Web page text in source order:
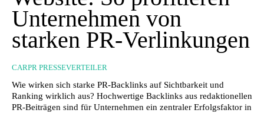
Unternehmen von
starken PR-Verlinkungen
CARPR PRESSEVERTEILER
Wie wirken sich starke PR-Backlinks auf Sichtbarkeit und
Ranking wirklich aus? Hochwertige Backlinks aus redaktionellen
PR-Beiträgen sind für Unternehmen ein zentraler Erfolgsfaktor in